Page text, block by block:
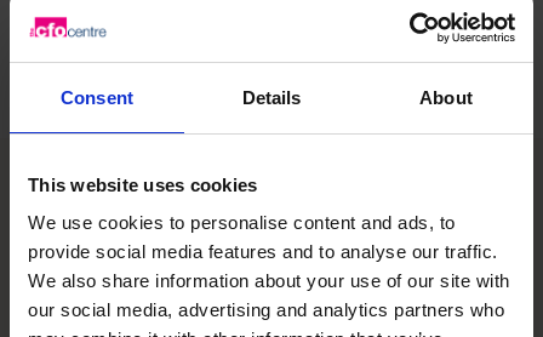
Consent Details About
This website uses cookies
We use cookies to personalise content and ads, to
provide social media features and to analyse our traffic.
We also share information about your use of our site with
our social media, advertising and analytics partners who
03 808 8767
Dus, wat zeggen de cijfers?